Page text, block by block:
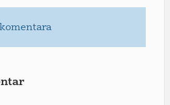
komentara